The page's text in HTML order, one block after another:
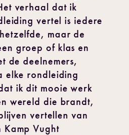
verhaal dat ik
vertel is iedere
maar de
groep of klas en
de deelnemers,
elke rondleiding
ik dit mooie werk
wereld die brandt,
vertellen van
Kamp Vught